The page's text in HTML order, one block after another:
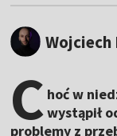
Wojciech
C hoć w
wystąpił
problemy z